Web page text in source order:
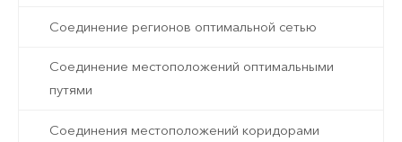
Соединение регионов оптимальной сетью
Соединение местоположений оптимальными
путями
Соединения местоположений коридорами